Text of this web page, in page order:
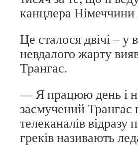
канцлера
Це сталося двічі – у
невдалого жарту
Трангас.
— Я працюю день і
засмучений Трангас
телеканалів
греків називають